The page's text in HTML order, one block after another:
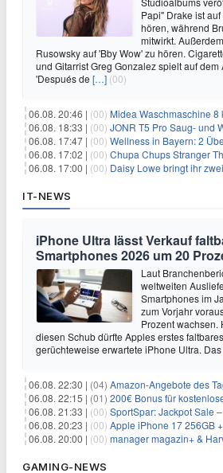
Papi" Drake ist
hören, während
mitwirkt.
Rusowsky auf 'Bby Wow' zu hören.
und Gitarrist Greg Gonzalez spielt auf
'Después de […] (00)
06.08. 20:46 | (00) Midea Waschmaschine 8 kg
06.08. 18:33 | (00) JONR T5 Pro Saug- und
06.08. 17:47 | (00) Wellness in Bayern: 2 Übernachtungen im DAS
06.08. 17:02 | (00) Chupa Chups Stranger Things
06.08. 17:00 | (00) Daisy Lowe bringt ihr
IT-NEWS
iPhone Ultra lässt Verkauf
Smartphones 2026 um 20
Laut
weltweiten
Smartphones im
zum Vorjahr
Prozent wachsen.
diesen Schub dürfte Apples erstes
gerüchteweise erwartete iPhone Ultra. Das
06.08. 22:30 | (04) Amazon-Angebote des Tages –
06.08. 22:15 | (01) 200€ Bonus für kostenloses
06.08. 21:33 | (00) SportSpar: Jackpot Sale – Viele
06.08. 20:23 | (00) Apple iPhone 17 256GB + 70GB 5G + Alles-Flat im
06.08. 20:00 | (00) manager magazin+ & Harvard Business
GAMING-NEWS